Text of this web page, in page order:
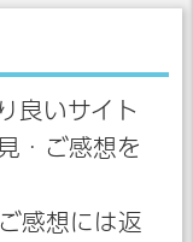
良いサイト
・ご感想を
感想には返